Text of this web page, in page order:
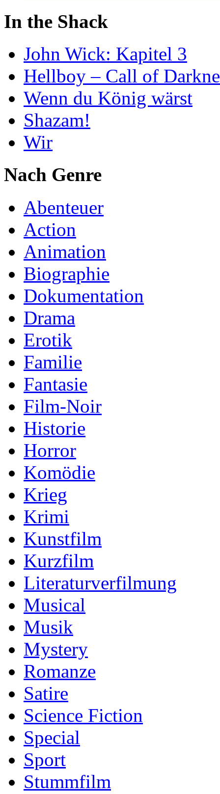
In the Shack
John Wick: Kapitel 3
Hellboy – Call of
Wenn du König wärst
Shazam!
Wir
Nach Genre
Abenteuer
Action
Animation
Biographie
Dokumentation
Drama
Erotik
Familie
Fantasie
Film-Noir
Historie
Horror
Komödie
Krieg
Krimi
Kunstfilm
Kurzfilm
Literaturverfilmung
Musical
Musik
Mystery
Romanze
Satire
Science Fiction
Special
Sport
Stummfilm